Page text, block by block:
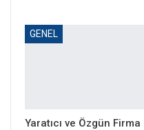
GENEL
Yaratıcı ve Özgün Firma